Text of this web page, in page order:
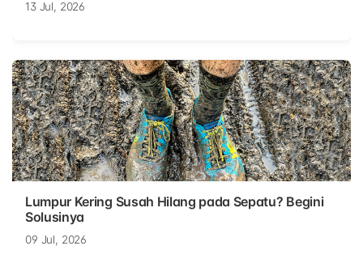
13 Jul, 2026
Lumpur Kering Susah Hilang pada Sepatu? Begini
Solusinya
09 Jul, 2026